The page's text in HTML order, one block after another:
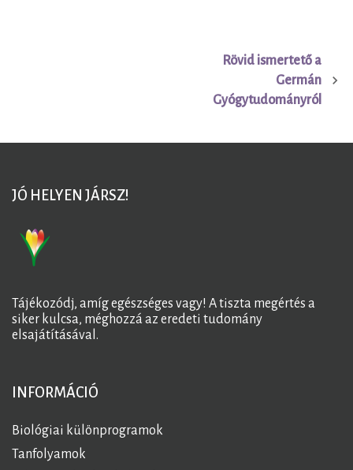
Rövid ismertető a
Germán
Gyógytudományról
JÓ HELYEN JÁRSZ!
Tájékozódj, amíg egészséges vagy! A tiszta megértés a
siker kulcsa, méghozzá az eredeti tudomány
elsajátításával.
INFORMÁCIÓ
Biológiai különprogramok
Tanfolyamok